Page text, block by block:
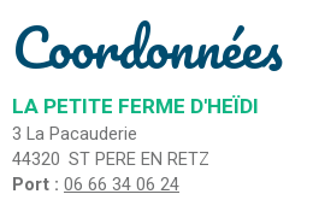
Coordonnées
LA PETITE FERME D'HEÏDI
3 La Pacauderie
44320 ST PERE EN RETZ
Port : 06 66 34 06 24